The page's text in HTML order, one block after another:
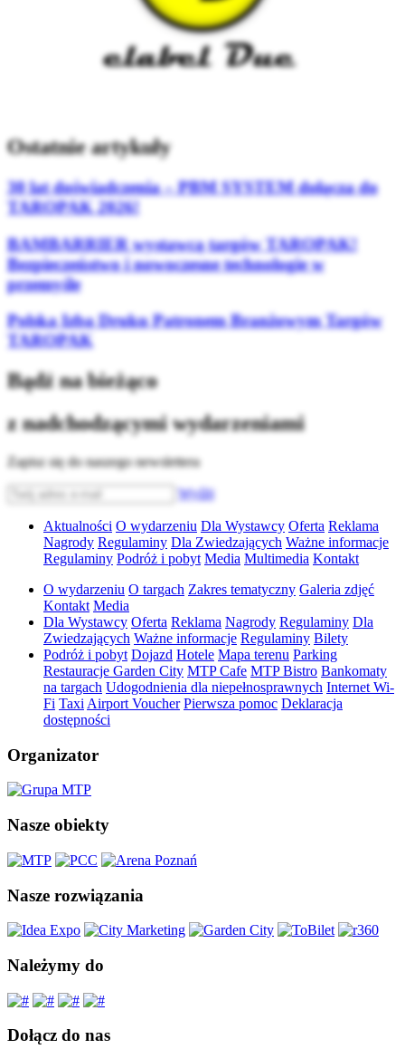
Ostatnie artykuły
30 lat doświadczenia – PBM SYSTEM dołącza do
TAROPAK 2026!
BAMBARRIER wystawcą targów TAROPAK!
Bezpieczeństwo i nowoczesne technologie w
przemyśle
Polska Izba Druku Patronem Branżowym Targów
TAROPAK
Bądź na bieżąco
z nadchodzącymi wydarzeniami
Zapisz się do naszego newslettera
Wyślij
Aktualności O wydarzeniu Dla Wystawcy Oferta Reklama
Nagrody Regulaminy Dla Zwiedzających Ważne informacje
Regulaminy Podróż i pobyt Media Multimedia Kontakt
O wydarzeniu O targach Zakres tematyczny Galeria zdjęć
Kontakt Media
Dla Wystawcy Oferta Reklama Nagrody Regulaminy Dla
Zwiedzających Ważne informacje Regulaminy Bilety
Podróż i pobyt Dojazd Hotele Mapa terenu Parking
Restauracje Garden City MTP Cafe MTP Bistro Bankomaty
na targach Udogodnienia dla niepełnosprawnych Internet Wi-
Fi Taxi Airport Voucher Pierwsza pomoc Deklaracja
dostępności
Organizator
Nasze obiekty
Nasze rozwiązania
Należymy do
Dołącz do nas